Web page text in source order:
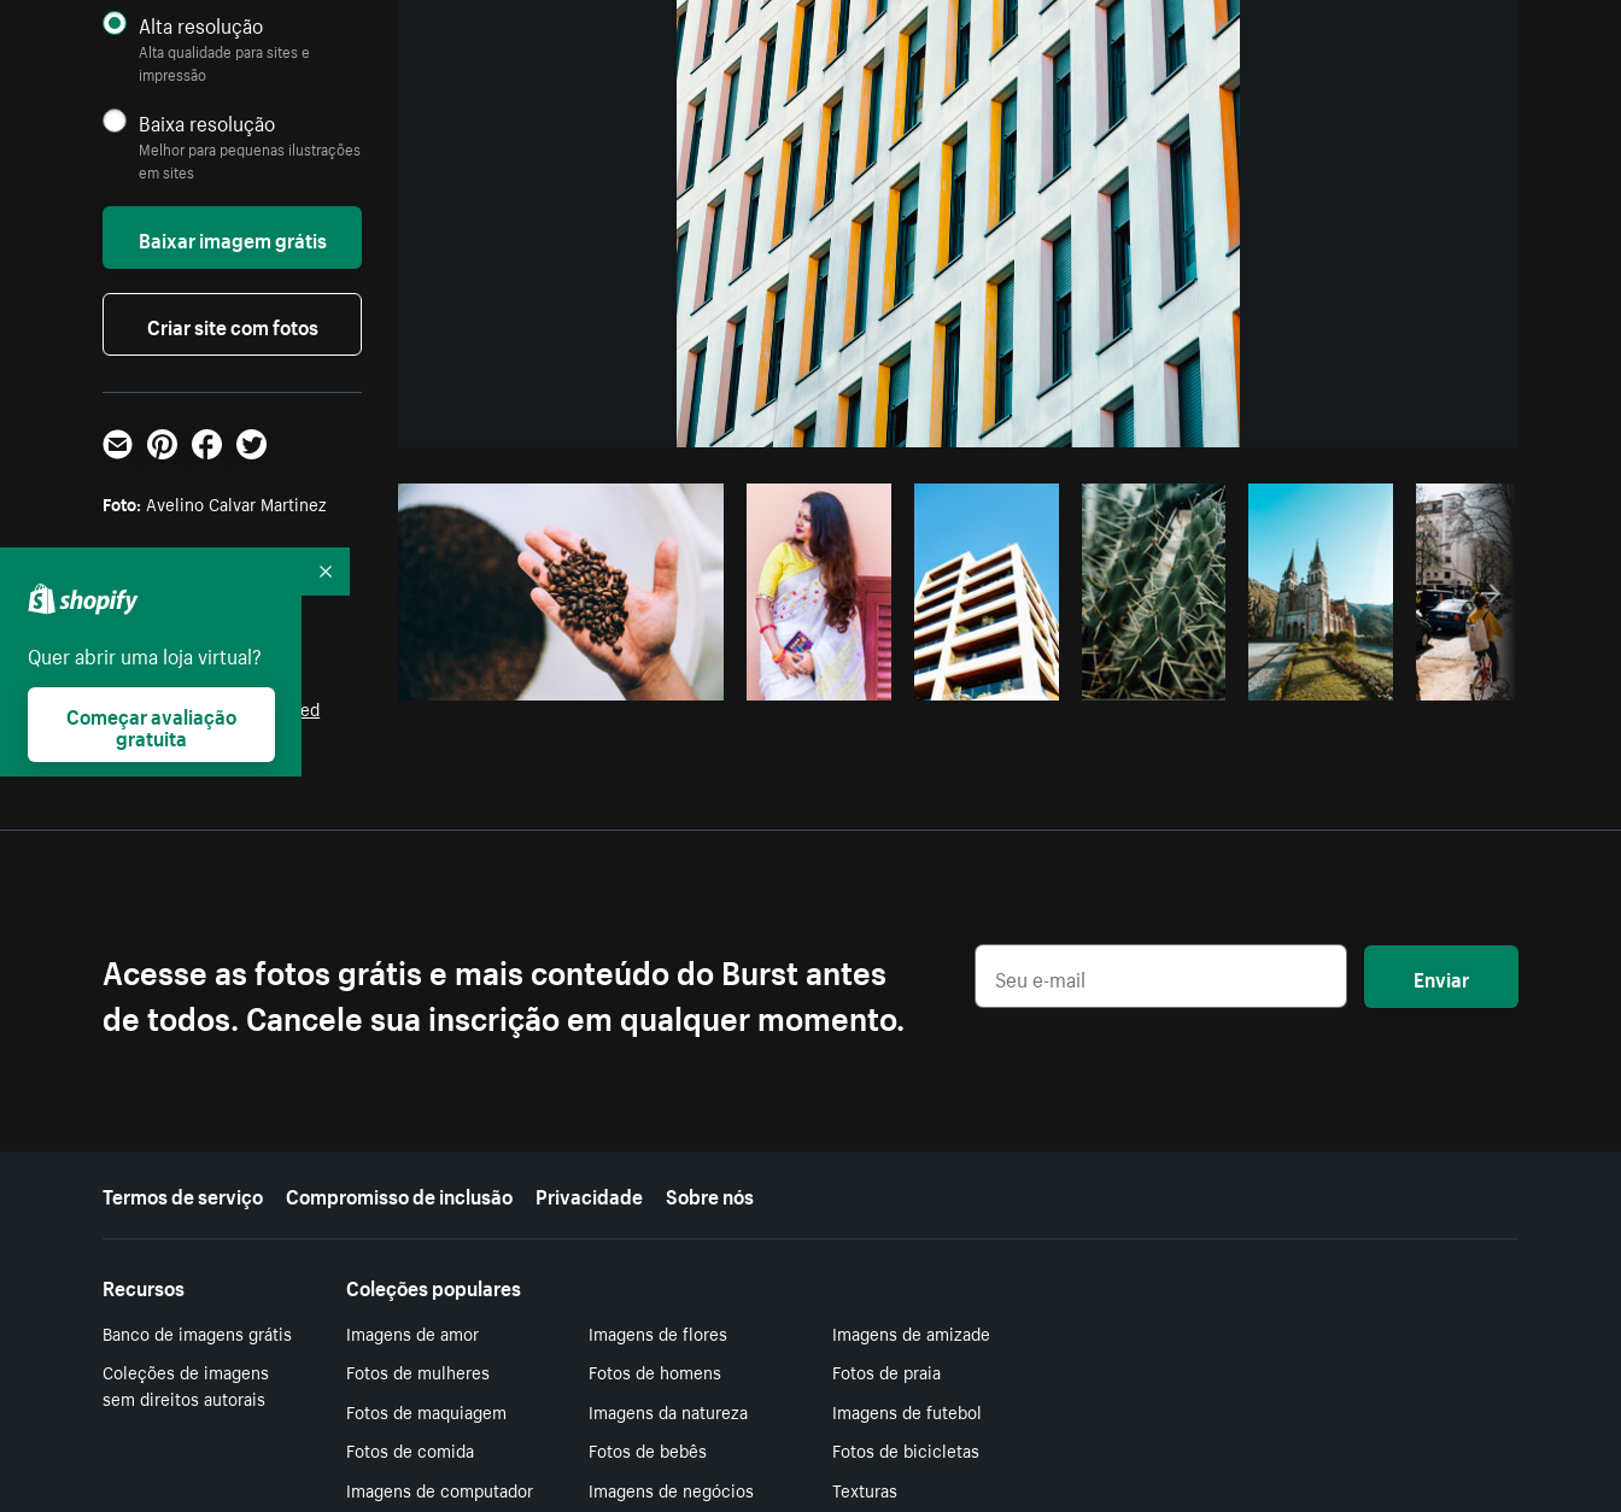
Foto da Avelino Calvar Martinez doBurst
Copiar código
Alta resolução
Alta qualidade para sites e
impressão
Baixa resolução
Melhor para pequenas ilustrações
em sites
Baixar imagem grátis
Criar site com fotos
E-mailPinterestFacebookTwitter
Foto: Avelino Calvar Martinez
Texturas
Plano de fundo
Licença:
Burst Some Rights Reserved
Acesse as fotos grátis e mais conteúdo do Burst antes
de todos. Cancele sua inscrição em qualquer momento.
Enviar
Mais recursos
Termos de serviço Compromisso de inclusão Privacidade Sobre nós
Recursos
Banco de imagens grátis
Coleções de imagens
sem direitos autorais
Coleções populares
Imagens de amor Imagens de flores
Imagens de amizade
Fotos de mulheres
Fotos de homens
Fotos de praia
Fotos de maquiagem
Imagens da natureza
Imagens de futebol
Fotos de comida
Fotos de bebês
Fotos de bicicletas
Imagens de computador
Imagens de negócios Texturas
Quer abrir uma loja virtual?
Começar avaliação
gratuita
Recolher